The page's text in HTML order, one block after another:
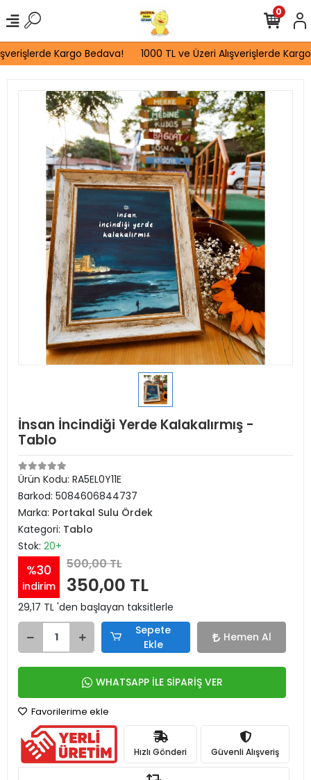
Kargo Bedava! 1000 TL ve Üzeri Alışverişlerde
0
İnsan İncindiği Yerde Kalakalırmış -
Tablo
Ürün Kodu: RA5EL0Y11E
Barkod: 5084606844737
Marka: Portakal Sulu Ördek
Kategori: Tablo
Stok: 20+
%30
indirim
500,00 TL
350,00 TL
29,17 TL 'den başlayan taksitlerle
Sepete
Ekle
Hemen Al
WHATSAPP İLE SİPARİŞ VER
Favorilerime ekle
Hızlı Gönderi Güvenli Alışveriş